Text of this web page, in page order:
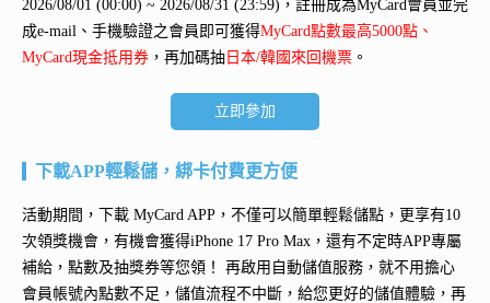
2026/08/01 (00:00) ~ 2026/08/31 (23:59)，註冊成為MyCard會員並完
成e-mail、手機驗證之會員即可獲得MyCard點數最高5000點、
MyCard現金抵用券 ，再加碼抽 日本/韓國來回機票 。
立即參加
下載APP輕鬆儲，綁卡付費更方便
活動期間，下載 MyCard APP，不僅可以簡單輕鬆儲點，更享有10
次領獎機會，有機會獲得iPhone 17 Pro Max ，還有不定時APP專屬
補給，點數及抽獎券等您領！ 再啟用自動儲值服務 ，就不用擔心
會員帳號內點數不足，儲值流程不中斷，給您更好的儲值體驗，再